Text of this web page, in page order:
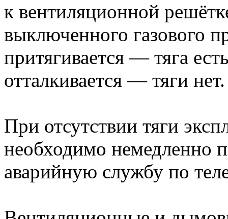
к вентиляционной
выключенного газового
притягивается — тяга
отталкивается — тяги нет.
При отсутствии тяги
необходимо немедленно
аварийную службу по